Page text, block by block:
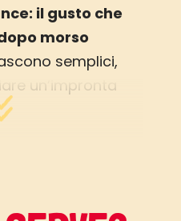
il gusto che
morso
semplici,
un’impronta
nei ricordi.